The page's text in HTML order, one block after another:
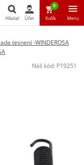
Hľadať
Hľadať Účet
0
Košík Menu
tesnení -WINDEROSA
Náš kód: P19251